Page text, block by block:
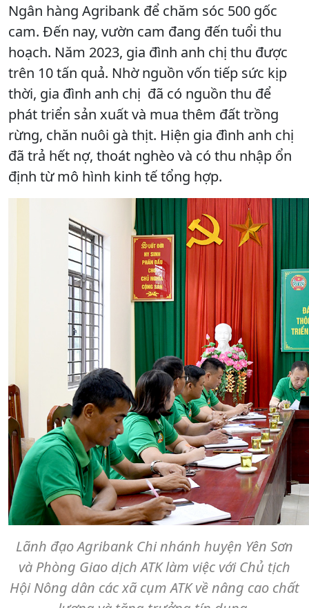
Ngân hàng Agribank để chăm sóc 500 gốc
cam. Đến nay, vườn cam đang đến tuổi thu
hoạch. Năm 2023, gia đình anh chị thu được
trên 10 tấn quả. Nhờ nguồn vốn tiếp sức kịp
thời, gia đình anh chị đã có nguồn thu để
phát triển sản xuất và mua thêm đất trồng
rừng, chăn nuôi gà thịt. Hiện gia đình anh chị
đã trả hết nợ, thoát nghèo và có thu nhập ổn
định từ mô hình kinh tế tổng hợp.
Lãnh đạo Agribank Chi nhánh huyện Yên Sơn
và Phòng Giao dịch ATK làm việc với Chủ tịch
Hội Nông dân các xã cụm ATK về nâng cao chất